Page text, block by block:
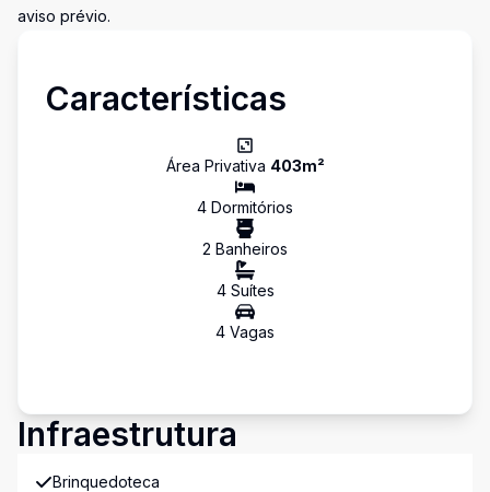
aviso prévio.
Características
Área Privativa 403m²
4 Dormitórios
2 Banheiros
4Suítes
4 Vagas
Infraestrutura
Brinquedoteca